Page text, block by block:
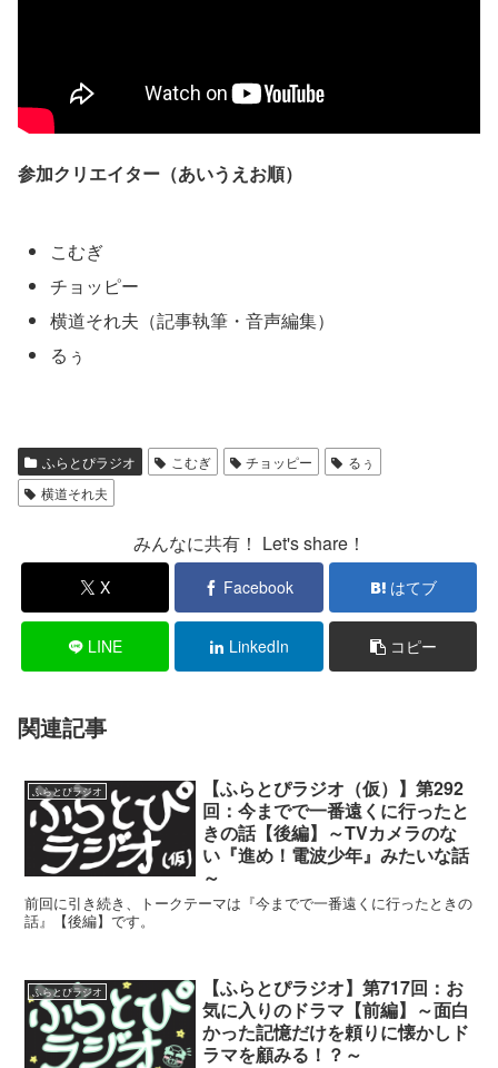
参加クリエイター（あいうえお順）
こむぎ
チョッピー
横道それ夫（記事執筆・音声編集）
るぅ
ふらとぴラジオ こむぎ チョッピー
るぅ
横道それ夫
みんなに共有！ Let's share！
X Facebook はてブ
LINE LinkedIn コピー
関連記事
ふらとぴラジオ
【ふらとぴラジオ（仮）】第292
回：今までで一番遠くに行ったと
きの話【後編】～TVカメラのな
い『進め！電波少年』みたいな話
～
前回に引き続き、トークテーマは『今までで一番遠くに行ったときの
話』【後編】です。
ふらとぴラジオ
【ふらとぴラジオ】第717回：お
気に入りのドラマ【前編】～面白
かった記憶だけを頼りに懐かしド
ラマを顧みる！？～